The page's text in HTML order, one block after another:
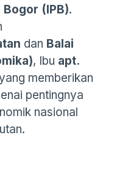
(IPB).
dan Balai
, Ibu apt.
memberikan
pentingnya
nasional